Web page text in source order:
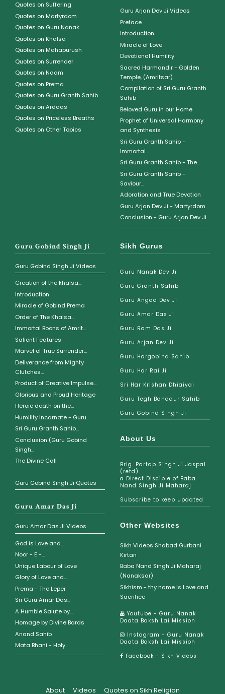
Quotes on Suffering
Quotes on Martyrdom
Quotes on Guru Nanak
Quotes on Khalsa
Quotes on Mahapurush
Quotes on Surrender
Quotes on Naam
Quotes on Prema
Quotes on Guru Granth Sahib
Quotes on Ardaas
Quotes on Priceless Breaths
Quotes on Other Topics
Guru Arjan Dev Ji Videos
Preface
Introduction
Miracle of Love
Devotional Humility
Sacred Harmandir - Golden
Temple, (Amritsar)
Compilation of Sri Guru Granth
Sahib
Beloved Guru in our Home
Prophet of Universal Harmony
and Synthesis
Sri Guru Granth Sahib -
Immortal...
Sri Guru Granth Sahib - The...
Sri Guru Granth Sahib -
Saviour...
Adoration and True Devotion
Guru Arjan Dev Ji - Martyrdom
Conclusion - Guru Arjan Dev Ji
Guru Gobind Singh Ji
Guru Gobind Singh Ji Videos
Creation of the khalsa...
Introduction
Miracle of Gobind Prema
Order of The Khalsa...
Immortal Boons of Amrit...
Salient Features
Marvel of True Surrender...
Deliverance from Mighty
Clutches...
Product of Creative Impulse...
Glorious and Proud Heritage
Heroic death on the...
Humility Incarnate - Guru...
Sri Guru Granth Sahib...
Conclusion (Guru Gobind
Singh...
The Divine Call
Guru Gobind Singh Ji Quotes
Guru Amar Das Ji
Guru Amar Das Ji Videos
God is Love and...
Noor - E -...
Unique Labour of Love
Glory of Love and...
Prema - The Leper
Sri Guru Amar Das...
A Humble Salute by...
Homage by Divine Bards
Anand Sahib
Mata Bhani - Holy...
Sikh Gurus
Guru Nanak Dev Ji
Guru Granth Sahib
Guru Angad Dev Ji
Guru Amar Das Ji
Guru Ram Das Ji
Guru Arjan Dev Ji
Guru Hargobind Sahib
Guru Har Rai Ji
Sri Har Krishan Dhiaiyai
Guru Tegh Bahadur Sahib
Guru Gobind Singh Ji
About Us
Brig. Partap Singh Ji Jaspal
(retd)
a Direct Disciple of Baba
Nand Singh Ji Maharaj
Subscribe to keep updated
Other Websites
Sikh Videos Shabad Gurbani
Kirtan
Baba Nand Singh Ji Maharaj
(Nanaksar)
Sikhism - thy name is Love and
Sacrifice
Youtube - Guru Nanak
Daata Baksh Lai Mission
Instagram - Guru Nanak
Daata Baksh Lai Mission
Facebook - Sikh Videos
About Videos Quotes on Sikh Religion